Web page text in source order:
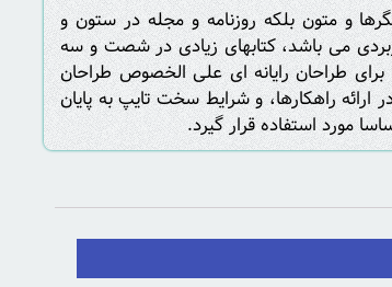
و متون بلکه روزنامه و مجله در ستون و
می باشد، کتابهای زیادی در شصت و سه
طراحان رایانه ای علی الخصوص طراحان
راهکارها، و شرایط سخت تایپ به پایان
مورد استفاده قرار گیرد.